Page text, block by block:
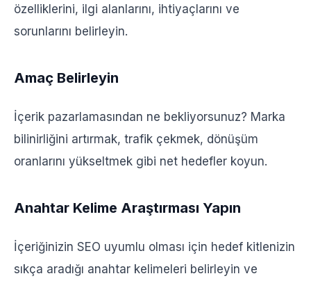
özelliklerini, ilgi alanlarını, ihtiyaçlarını ve
sorunlarını belirleyin.
Amaç Belirleyin
İçerik pazarlamasından ne bekliyorsunuz? Marka
bilinirliğini artırmak, trafik çekmek, dönüşüm
oranlarını yükseltmek gibi net hedefler koyun.
Anahtar Kelime Araştırması Yapın
İçeriğinizin SEO uyumlu olması için hedef kitlenizin
sıkça aradığı anahtar kelimeleri belirleyin ve